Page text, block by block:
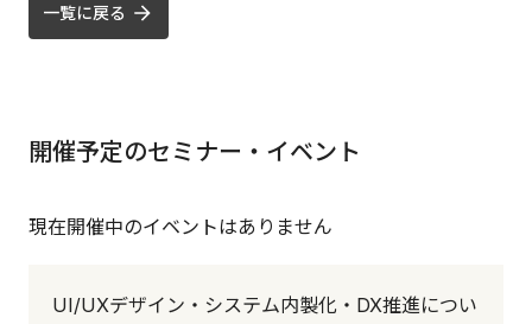
一覧に戻る
開催予定のセミナー・イベント
現在開催中のイベントはありません
UI/UXデザイン・システム内製化・DX推進につい